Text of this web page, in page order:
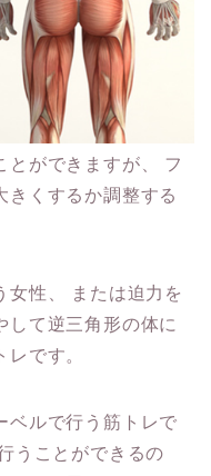
ができますが、
フ
きくするか調整する
性、
または迫力を
して逆三角形の体に
です。
ベルで行う筋トレで
うことができるの